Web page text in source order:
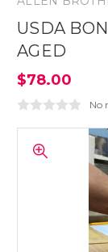
USDA
AGED
$78.00
No